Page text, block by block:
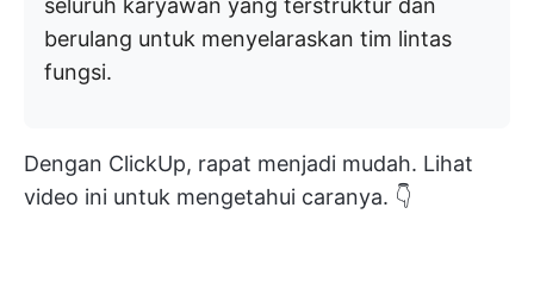
seluruh karyawan yang terstruktur dan
berulang untuk menyelaraskan tim lintas
fungsi.
Dengan ClickUp, rapat menjadi mudah. Lihat
video ini untuk mengetahui caranya. 👇